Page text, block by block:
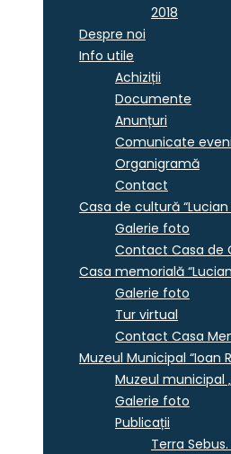
2018
Despre noi
Info utile
Achiziții
Documente
Anunțuri
Comunicate
Organigramă
Contact
Casa de cultură “Lucian
Galerie foto
Contact Casa de
Casa memorială
Galerie foto
Tur virtual
Contact Casa
Muzeul Municipal “Ioan
Muzeul municipal
Galerie foto
Publicații
Terra